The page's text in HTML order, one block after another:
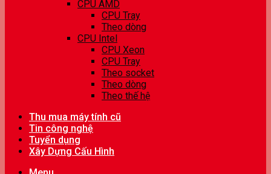
CPU AMD
CPU Tray
Theo dòng
CPU Intel
CPU Xeon
CPU Tray
Theo socket
Theo dòng
Theo thế hệ
Thu mua máy tính cũ
Tin công nghệ
Tuyển dụng
Xây Dựng Cấu Hình